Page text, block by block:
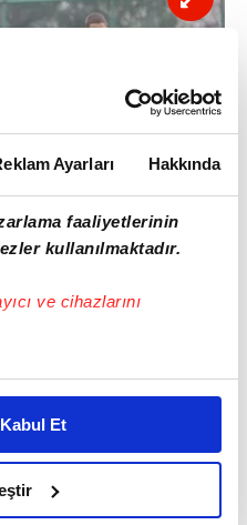
Ayarları Hakkında
faaliyetlerinin
kullanılmaktadır.
ve cihazlarını
sizlere özel
Bunu yaparken
deneyimi sunmak
sunabilmek adına
ve bu noktada,
Et